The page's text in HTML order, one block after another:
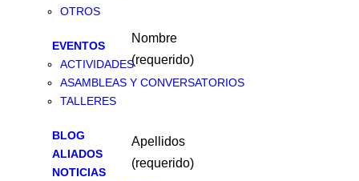
OTROS
EVENTOS
ACTIVIDADES
ASAMBLEAS Y CONVERSATORIOS
TALLERES
BLOG
ALIADOS
NOTICIAS
Nombre
(requerido)
Apellidos
(requerido)